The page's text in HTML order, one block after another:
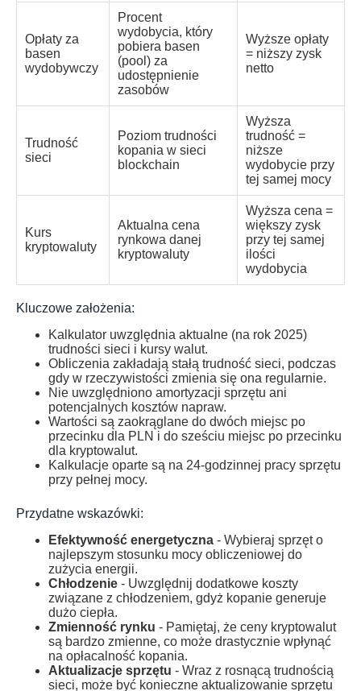
Opłaty za
basen
wydobywczy
Procent
wydobycia, który
pobiera basen
(pool) za
udostępnienie
zasobów
Wyższe opłaty
= niższy zysk
netto
Trudność
sieci
Poziom trudności
kopania w sieci
blockchain
Wyższa
trudność =
niższe
wydobycie przy
tej samej mocy
Kurs
kryptowaluty
Aktualna cena
rynkowa danej
kryptowaluty
Wyższa cena =
większy zysk
przy tej samej
ilości
wydobycia
Kluczowe założenia:
Kalkulator uwzględnia aktualne (na rok 2025)
trudności sieci i kursy walut.
Obliczenia zakładają stałą trudność sieci, podczas
gdy w rzeczywistości zmienia się ona regularnie.
Nie uwzględniono amortyzacji sprzętu ani
potencjalnych kosztów napraw.
Wartości są zaokrąglane do dwóch miejsc po
przecinku dla PLN i do sześciu miejsc po przecinku
dla kryptowalut.
Kalkulacje oparte są na 24-godzinnej pracy sprzętu
przy pełnej mocy.
Przydatne wskazówki:
Efektywność energetyczna - Wybieraj sprzęt o
najlepszym stosunku mocy obliczeniowej do
zużycia energii.
Chłodzenie - Uwzględnij dodatkowe koszty
związane z chłodzeniem, gdyż kopanie generuje
dużo ciepła.
Zmienność rynku - Pamiętaj, że ceny kryptowalut
są bardzo zmienne, co może drastycznie wpłynąć
na opłacalność kopania.
Aktualizacje sprzętu - Wraz z rosnącą trudnością
sieci, może być konieczne aktualizowanie sprzętu